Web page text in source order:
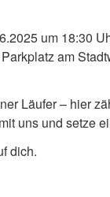
um 18:30
am
Läufer – hier
uns und setze
dich.